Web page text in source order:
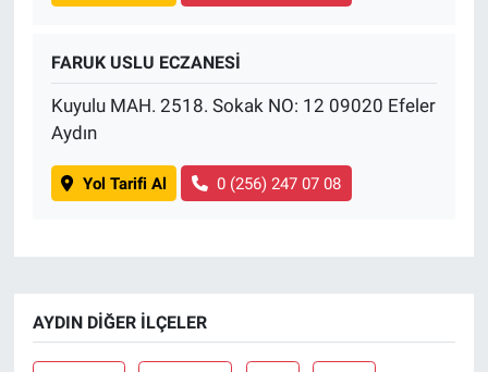
FARUK USLU ECZANESİ
Kuyulu MAH. 2518. Sokak NO: 12 09020 Efeler
Aydın
Yol Tarifi Al 0 (256) 247 07 08
AYDIN DIĞER İLÇELER